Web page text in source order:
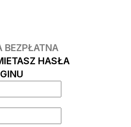
BEZPŁATNA
HASŁA